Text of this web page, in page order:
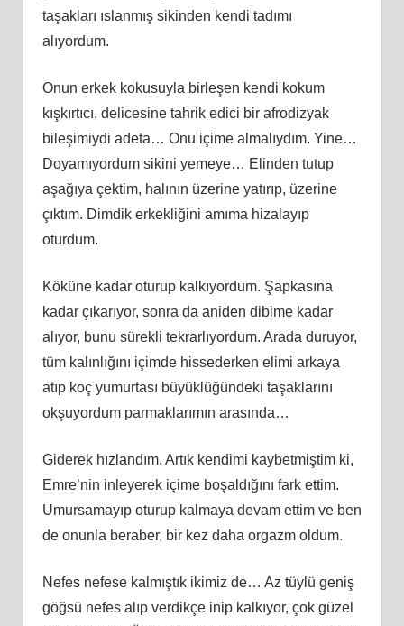
taşakları ıslanmış sikinden kendi tadımı
alıyordum.
Onun erkek kokusuyla birleşen kendi kokum
kışkırtıcı, delicesine tahrik edici bir afrodizyak
bileşimiydi adeta… Onu içime almalıydım. Yine…
Doyamıyordum sikini yemeye… Elinden tutup
aşağıya çektim, halının üzerine yatırıp, üzerine
çıktım. Dimdik erkekliğini amıma hizalayıp
oturdum.
Köküne kadar oturup kalkıyordum. Şapkasına
kadar çıkarıyor, sonra da aniden dibime kadar
alıyor, bunu sürekli tekrarlıyordum. Arada duruyor,
tüm kalınlığını içimde hissederken elimi arkaya
atıp koç yumurtası büyüklüğündeki taşaklarını
okşuyordum parmaklarımın arasında…
Giderek hızlandım. Artık kendimi kaybetmiştim ki,
Emre’nin inleyerek içime boşaldığını fark ettim.
Umursamayıp oturup kalmaya devam ettim ve ben
de onunla beraber, bir kez daha orgazm oldum.
Nefes nefese kalmıştık ikimiz de… Az tüylü geniş
göğsü nefes alıp verdikçe inip kalkıyor, çok güzel